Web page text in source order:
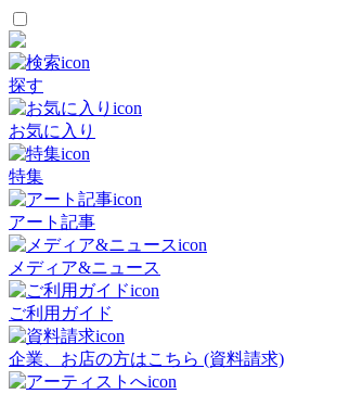
探す
お気に入り
特集
アート記事
メディア&ニュース
ご利用ガイド
企業、お店の方はこちら (資料請求)